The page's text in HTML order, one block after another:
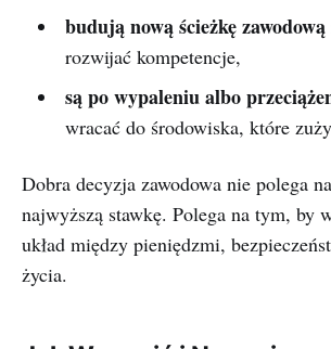
budują nową ścieżkę zawodową
rozwijać kompetencje,
są po wypaleniu albo
wracać do środowiska, które
Dobra decyzja zawodowa nie polega
najwyższą stawkę. Polega na tym, by
układ między pieniędzmi,
życia.